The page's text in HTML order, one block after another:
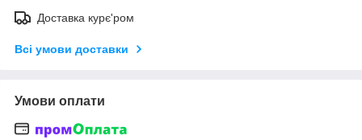
Доставка курє'ром
Всі умови доставки
Умови оплати